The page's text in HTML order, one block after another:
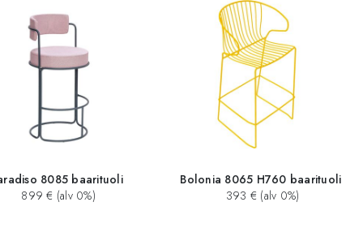
8085 baarituoli
899 € (alv 0%)
Bolonia 8065 H760 baarituoli
393 € (alv 0%)